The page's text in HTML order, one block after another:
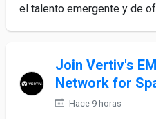
el talento emergente y de
Join Vertiv's
Network for
Hace 9 horas